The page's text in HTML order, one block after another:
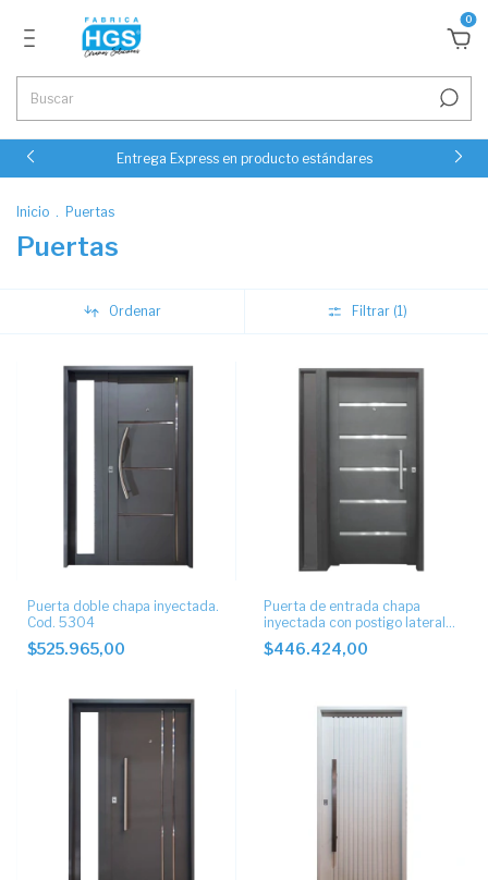
0
Entrega Express en producto estándares
Inicio . Puertas
Puertas
Ordenar Filtrar (1)
Puerta doble chapa inyectada.
Cod. 5304
$525.965,00
Puerta de entrada chapa
inyectada con postigo lateral
7031
$446.424,00